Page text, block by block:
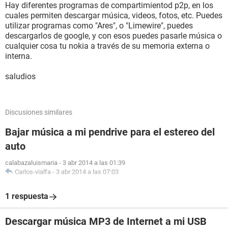
Hay diferentes programas de compartimientod p2p, en los
cuales permiten descargar música, videos, fotos, etc. Puedes
utilizar programas como "Ares", o "Limewire", puedes
descargarlos de google, y con esos puedes pasarle música o
cualquier cosa tu nokia a través de su memoria externa o
interna.
saludios
Discusiones similares
Bajar música a mi pendrive para el estereo del
auto
calabazaluismaria - 3 abr 2014 a las 01:39
Carlos-vialfa - 3 abr 2014 a las 07:03
1 respuesta
Descargar música MP3 de Internet a mi USB